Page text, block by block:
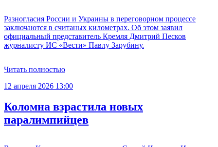
Разногласия России и Украины в переговорном процессе
заключаются в считаных километрах. Об этом заявил
официальный представитель Кремля Дмитрий Песков
журналисту ИС «Вести» Павлу Зарубину.
Читать полностью
12 апреля 2026 13:00
Коломна взрастила новых
паралимпийцев